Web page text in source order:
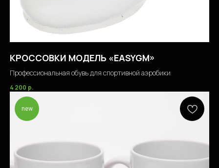
КРОССОВКИ МОДЕЛЬ «EASYGM»
Профессиональная обувь для спортивной аэробики
4 200 р.
new